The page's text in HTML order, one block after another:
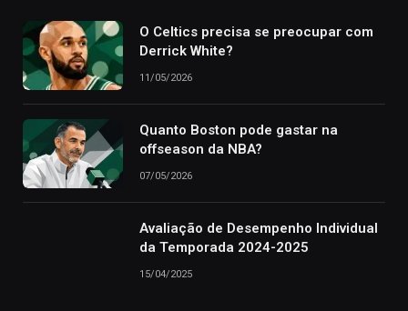
O Celtics precisa se preocupar com
Derrick White?
11/05/2026
Quanto Boston pode gastar na
offseason da NBA?
07/05/2026
Avaliação de Desempenho Individual
da Temporada 2024-2025
15/04/2025